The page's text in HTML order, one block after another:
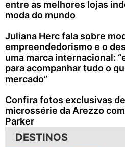
entre as melhores lojas
moda do mundo
Juliana Herc fala sobre
empreendedorismo e o
uma marca internacional:
para acompanhar tudo o
mercado”
Confira fotos exclusivas
microssérie da Arezzo
Parker
DESTINOS